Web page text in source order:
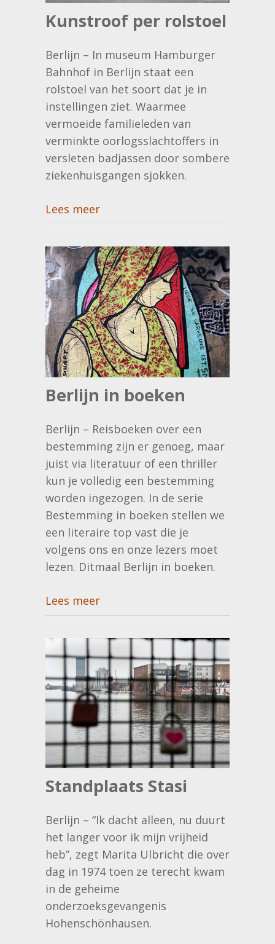
Kunstroof per rolstoel
Berlijn – In museum Hamburger
Bahnhof in ‪Berlijn‬ staat een
rolstoel van het soort dat je in
instellingen ziet. Waarmee
vermoeide familieleden van
verminkte oorlogsslachtoffers in
versleten badjassen door sombere
ziekenhuisgangen sjokken.
Lees meer
Berlijn in boeken
Berlijn – Reisboeken over een
bestemming zijn er genoeg, maar
juist via literatuur of een thriller
kun je volledig een bestemming
worden ingezogen. In de serie
Bestemming in boeken stellen we
een literaire top vast die je
volgens ons en onze lezers moet
lezen. Ditmaal Berlijn in boeken.
Lees meer
Standplaats Stasi
Berlijn – “Ik dacht alleen, nu duurt
het langer voor ik mijn vrijheid
heb”, zegt Marita Ulbricht die over
dag in 1974 toen ze terecht kwam
in de geheime
onderzoeksgevangenis
Hohenschönhausen.